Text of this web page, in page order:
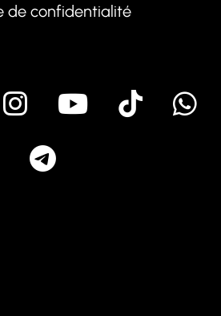
de confidentialité
Instagram
Youtube
Tik